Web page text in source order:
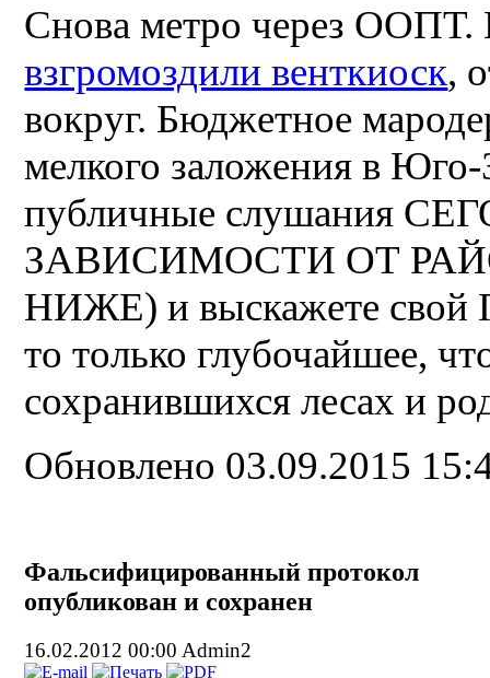
Снова метро через ООПТ.
взгромоздили венткиоск,
вокруг. Бюджетное
мелкого заложения в
публичные слушания
ЗАВИСИМОСТИ ОТ
НИЖЕ) и выскажете свой
то только глубочайшее,
сохранившихся лесах и
Обновлено 03.09.2015
Фальсифицированный протокол
опубликован и сохранен
16.02.2012 00:00 Admin2